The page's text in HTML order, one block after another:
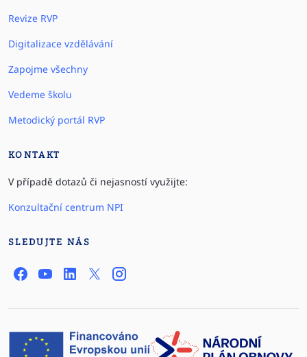
Revize RVP
Digitalizace vzdělávání
Zapojme všechny
Vedeme školu
Metodický portál RVP
KONTAKT
V případě dotazů či nejasností využijte:
Konzultační centrum NPI
SLEDUJTE NÁS